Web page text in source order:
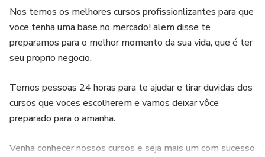
confiança e transformaram suas vidas.
Se você deseja resultados reais, sem recorrer a produtos
químicos agressivos ou procedimentos caros, este guia é a
eBook, é um convite para redescobrir sua melhor versão.
Invista em você, conquiste seus cabelos de volta e
Nos temos os melhores cursos profissionlizantes para que
voce tenha uma base no mercado! alem disse te
preparamos para o melhor momento da sua vida, que é ter
seu proprio negocio.
Temos pessoas 24 horas para te ajudar e tirar duvidas dos
cursos que voces escolherem e vamos deixar vôce
preparado para o amanha.
Venha conhecer nossos cursos e seja mais um com sucesso